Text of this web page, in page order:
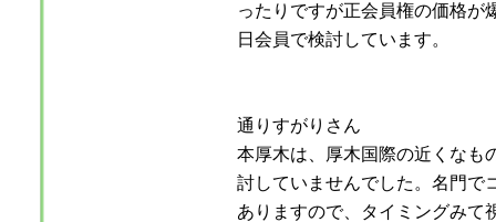
ったりですが正会員権の価格が
日会員で検討しています。
通りすがりさん
本厚木は、厚木国際の近くなも
討していませんでした。名門で
ありますので、タイミングみて